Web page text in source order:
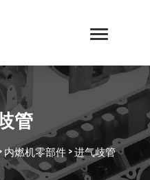
管
内燃机零部件>进气歧管